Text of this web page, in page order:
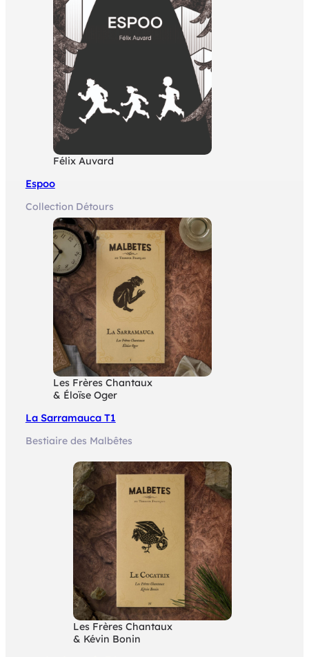
Félix Auvard
Espoo
Collection Détours
Les Frères Chantaux
& Éloïse Oger
La Sarramauca T1
Bestiaire des Malbêtes
Les Frères Chantaux
& Kévin Bonin